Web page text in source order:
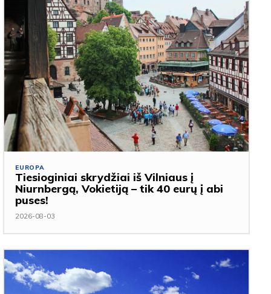
EUROPA
Tiesioginiai skrydžiai iš Vilniaus į
Niurnbergą, Vokietiją – tik 40 eurų į abi
puses!
2026-08-03